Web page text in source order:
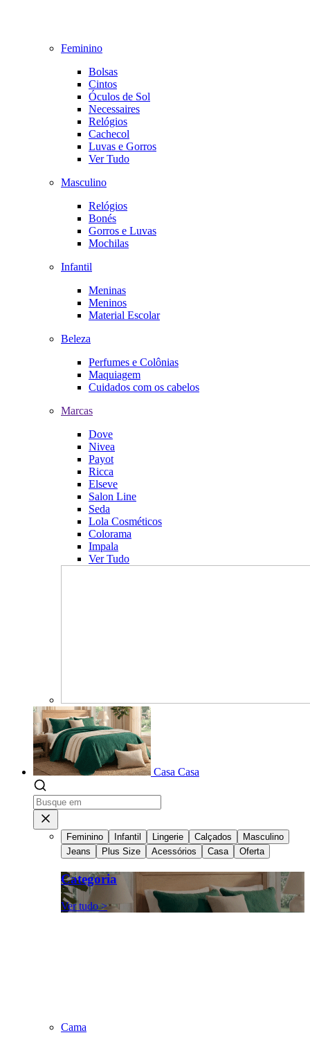
Feminino
Bolsas
Cintos
Óculos de Sol
Necessaires
Relógios
Cachecol
Luvas e Gorros
Ver Tudo
Masculino
Relógios
Bonés
Gorros e Luvas
Mochilas
Infantil
Meninas
Meninos
Material Escolar
Beleza
Perfumes e Colônias
Maquiagem
Cuidados com os cabelos
Marcas
Dove
Nivea
Payot
Ricca
Elseve
Salon Line
Seda
Lola Cosméticos
Colorama
Impala
Ver Tudo
Casa Casa
Feminino Infantil Lingerie Calçados
Masculino
Jeans
Plus Size Acessórios Casa Oferta
Categoria
Ver tudo >
Cama